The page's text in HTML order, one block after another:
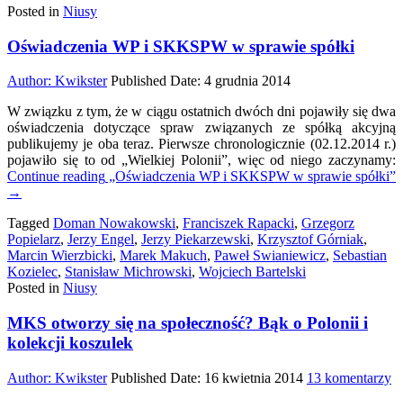
Posted in Niusy
Oświadczenia WP i SKKSPW w sprawie spółki
Author: Kwikster Published Date: 4 grudnia 2014
W związku z tym, że w ciągu ostatnich dwóch dni pojawiły się dwa
oświadczenia dotyczące spraw związanych ze spółką akcyjną
publikujemy je oba teraz. Pierwsze chronologicznie (02.12.2014 r.)
pojawiło się to od „Wielkiej Polonii”, więc od niego zaczynamy:
Continue reading „Oświadczenia WP i SKKSPW w sprawie spółki”
→
Tagged Doman Nowakowski, Franciszek Rapacki, Grzegorz
Popielarz, Jerzy Engel, Jerzy Piekarzewski, Krzysztof Górniak,
Marcin Wierzbicki, Marek Makuch, Paweł Swianiewicz, Sebastian
Kozielec, Stanisław Michrowski, Wojciech Bartelski
Posted in Niusy
MKS otworzy się na społeczność? Bąk o Polonii i
kolekcji koszulek
Author: Kwikster Published Date: 16 kwietnia 2014 13 komentarzy